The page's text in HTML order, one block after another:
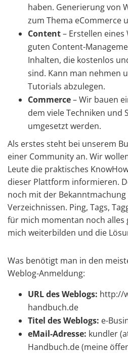
haben. Generierung von
zum Thema eCommerce
Content– Erstellen
guten Content-
Inhalten, die kostenlos
sind. Kann man nehmen
Tutorials abzulegen.
Commerce– Wir bauen
dem viele Techniken und
umgesetzt werden.
Als erstes steht bei unserem
einer Community an. Wir
Leute die praktisches
dieser Plattform informieren.
noch mit der Bekanntmachung
Verzeichnissen. Ping, Tags,
für mich momentan noch alles
mich weiterbilden und die
Was benötigt man in den
Weblog-Anmeldung:
URL des Weblogs: http://
handbuch.de
Titel des Weblogs: e-
eMail-Adresse: kundler
Handbuch.de (meine